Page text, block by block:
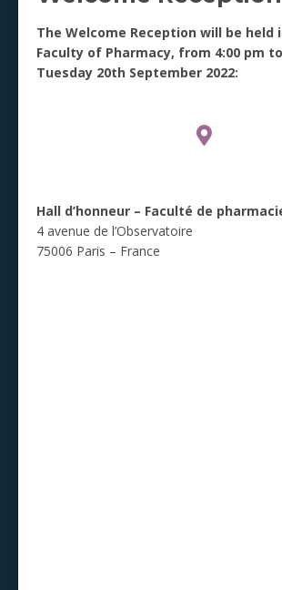
The Welcome Reception will be held
Faculty of Pharmacy, from 4:00 pm
Tuesday 20th September 2022:
Hall d’honneur – Faculté de
4 avenue de l’Observatoire
75006 Paris – France